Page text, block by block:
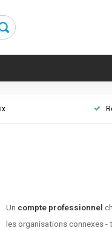
Un compte professionnel
les organisations connexes -